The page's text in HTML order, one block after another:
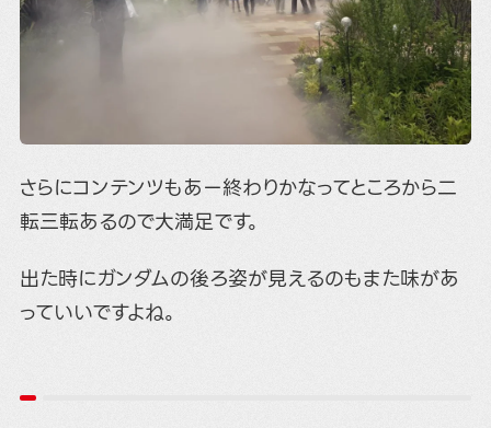
さらにコンテンツもあー終わりかなってところから二
転三転あるので大満足です。
出た時にガンダムの後ろ姿が見えるのもまた味があ
っていいですよね。